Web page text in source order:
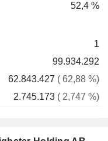
52,4 %
1
99.934.292
62.843.427 ( 62,88 %)
2.745.173 ( 2,747 %)